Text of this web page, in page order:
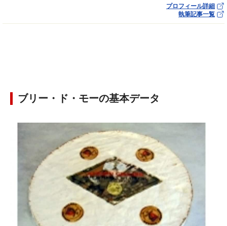
プロフィール詳細
執筆記事一覧
ブリー・ド・モーの基本データ